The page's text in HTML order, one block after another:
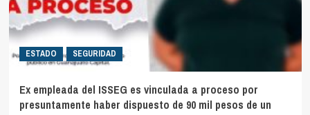
ESTADO SEGURIDAD
Ex empleada del ISSEG es vinculada a proceso por
presuntamente haber dispuesto de 90 mil pesos de un